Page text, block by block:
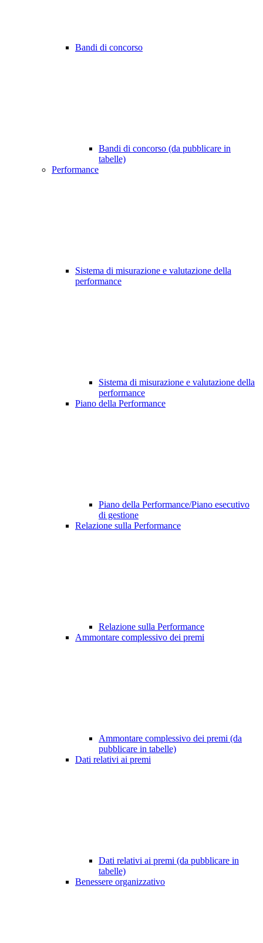
Bandi di concorso
Bandi di concorso (da pubblicare in
tabelle)
Performance
Sistema di misurazione e valutazione della
performance
Sistema di misurazione e valutazione della
performance
Piano della Performance
Piano della Performance/Piano esecutivo
di gestione
Relazione sulla Performance
Relazione sulla Performance
Ammontare complessivo dei premi
Ammontare complessivo dei premi (da
pubblicare in tabelle)
Dati relativi ai premi
Dati relativi ai premi (da pubblicare in
tabelle)
Benessere organizzativo